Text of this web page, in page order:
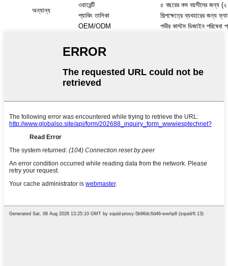
অন্যান্য
ওয়ারেন্টি
৫ বছরের কম বয়সীদের জন্য
প্যাকিং তালিকা
শিল্পক্ষেত্রে ব্যবহারের জন্য
OEM/ODM
গভীর কাস্টম ডিজাইন পরিষেবা